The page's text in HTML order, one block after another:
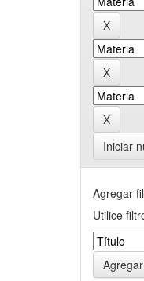
Iniciar
Agregar
Utilice